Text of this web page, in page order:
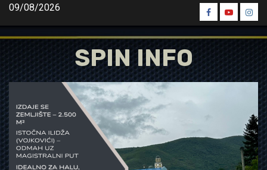
Skip
content
09/08/2026
Spin
Facebook
Spin
Youtube
Spin
SPIN INFO